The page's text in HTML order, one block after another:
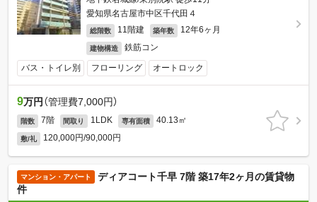
愛知県名古屋市中区千代田４
総階数 11階建 築年数 12年6ヶ月
建物構造 鉄筋コン
バス・トイレ別 フローリング オートロック
9万円 （管理費7,000円）
階数 7階 間取り 1LDK 専有面積 40.13㎡
敷/礼 120,000円/90,000円
マンション・アパート
ディアコート千早 7階 築17年2ヶ月の賃貸物
件